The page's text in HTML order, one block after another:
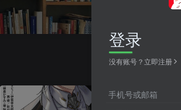
登录
没有账号？立即注册
手机号或邮箱